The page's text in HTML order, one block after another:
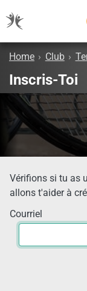
Home › Club ›
Inscris-Toi
Vérifions si tu as
allons t'aider à
Courriel